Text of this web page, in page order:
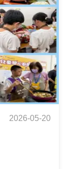
2026-05-20